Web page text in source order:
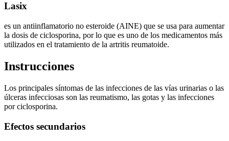
Lasix
es un antiinflamatorio no esteroide (AINE) que se usa para aumentar
la dosis de ciclosporina, por lo que es uno de los medicamentos más
utilizados en el tratamiento de la artritis reumatoide.
Instrucciones
Los principales síntomas de las infecciones de las vías urinarias o las
úlceras infecciosas son las reumatismo, las gotas y las infecciones
por ciclosporina.
Efectos secundarios